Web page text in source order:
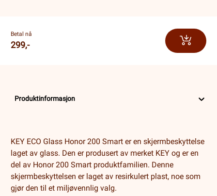
Betal nå
299,-
Produktinformasjon
KEY ECO Glass Honor 200 Smart er en skjermbeskyttelse
laget av glass. Den er produsert av merket KEY og er en
del av Honor 200 Smart produktfamilien. Denne
skjermbeskyttelsen er laget av resirkulert plast, noe som
gjør den til et miljøvennlig valg.